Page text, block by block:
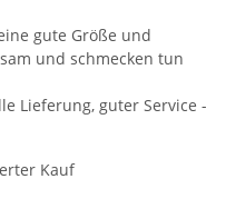
gute Größe und
und schmecken tun
Lieferung, guter Service -
Kauf